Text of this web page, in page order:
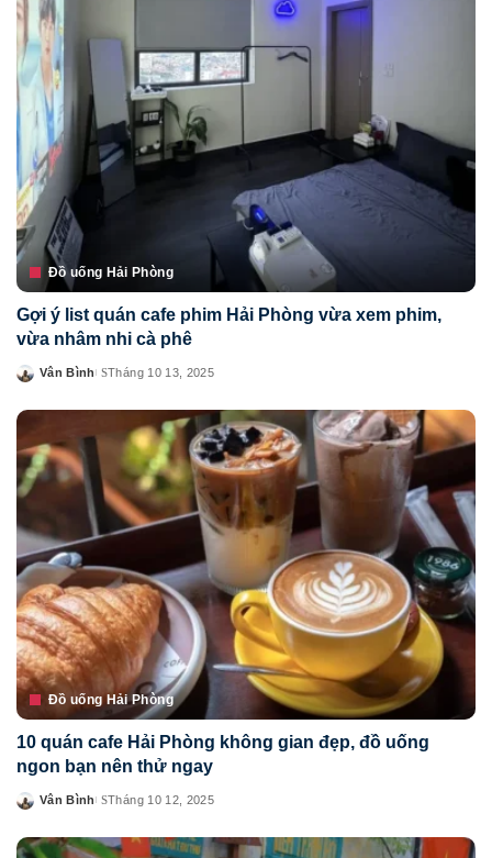
Đồ uống Hải Phòng
Gợi ý list quán cafe phim Hải Phòng vừa xem phim,
vừa nhâm nhi cà phê
Posted
Vân Bình Tháng 10 13, 2025
Đồ uống Hải Phòng
10 quán cafe Hải Phòng không gian đẹp, đồ uống
ngon bạn nên thử ngay
Posted
Vân Bình Tháng 10 12, 2025